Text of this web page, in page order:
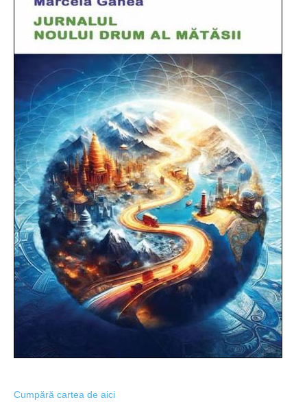
Cumpără cartea de aici